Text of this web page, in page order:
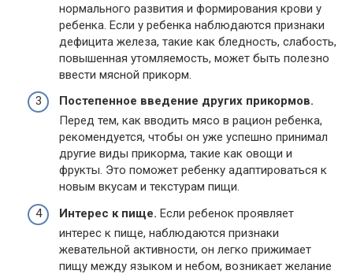
нормального развития и формирования крови у
ребенка. Если у ребенка наблюдаются признаки
дефицита железа, такие как бледность, слабость,
повышенная утомляемость, может быть полезно
ввести мясной прикорм.
Постепенное введение других прикормов.
Перед тем, как вводить мясо в рацион ребенка,
рекомендуется, чтобы он уже успешно принимал
другие виды прикорма, такие как овощи и
фрукты. Это поможет ребенку адаптироваться к
новым вкусам и текстурам пищи.
Интерес к пище. Если ребенок проявляет
интерес к пище, наблюдаются признаки
жевательной активности, он легко прижимает
пищу между языком и небом, возникает желание